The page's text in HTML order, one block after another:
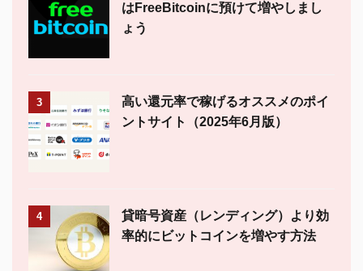
はFreeBitcoinに預けて増やしまし
ょう
3
高い還元率で稼げるオススメのポイ
ントサイト（2025年6月版）
4
貸暗号資産（レンディング）より効
率的にビットコインを増やす方法